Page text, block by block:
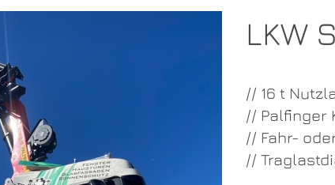
LKW
// 16 t
// Palfinger
// Fahr-
//